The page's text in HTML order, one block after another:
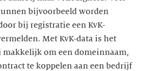
bijvoorbeeld worden
bij registratie een KvK-
Met KvK-data is het
om een domeinnaam,
te koppelen aan een bedrijf